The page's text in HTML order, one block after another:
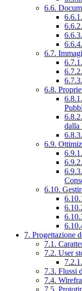
6.6.
6.7.
6.8.
dalla
6.9.
6.10.
7. Progettazione
7.1.
7.2. User
7.3. Flussi
7.4.
7.5.